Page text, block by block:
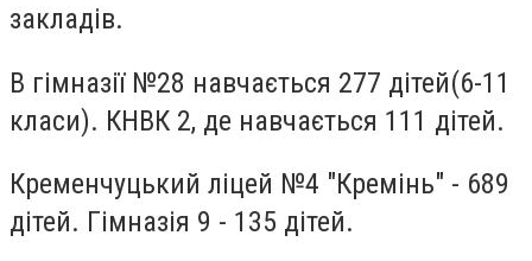
закладів.
В гімназії №28 навчається 277 дітей(6-11
класи). КНВК 2, де навчається 111 дітей.
Кременчуцький ліцей №4 "Кремінь" - 689
дітей. Гімназія 9 - 135 дітей.